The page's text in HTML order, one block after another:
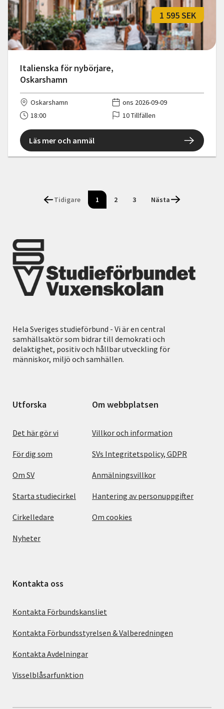
Italienska för nybörjare,
Oskarshamn
1 595 SEK
Oskarshamn
ons 2026-09-09
18:00
10 Tillfällen
Läs mer och anmäl
Tidigare 1 2 3 Nästa
Hela Sveriges studieförbund - Vi är en central
samhällsaktör som bidrar till demokrati och
delaktighet, positiv och hållbar utveckling för
människor, miljö och samhällen.
Utforska
Det här gör vi
För dig som
Om SV
Starta studiecirkel
Cirkelledare
Nyheter
Om webbplatsen
Villkor och information
SVs Integritetspolicy, GDPR
Anmälningsvillkor
Hantering av personuppgifter
Om cookies
Kontakta oss
Kontakta Förbundskansliet
Kontakta Förbundsstyrelsen & Valberedningen
Kontakta Avdelningar
Visselblåsarfunktion